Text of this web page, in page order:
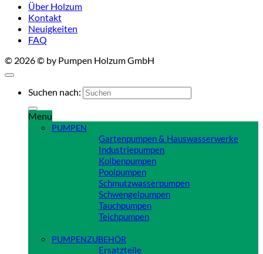
Über Holzum
Kontakt
Neuigkeiten
FAQ
© 2026 © by Pumpen Holzum GmbH
Suchen nach:
Menu
PUMPEN
Gartenpumpen & Hauswasserwerke
Industriepumpen
Kolbenpumpen
Poolpumpen
Schmutzwasserpumpen
Schwengelpumpen
Tauchpumpen
Teichpumpen
PUMPENZUBEHÖR
Ersatzteile